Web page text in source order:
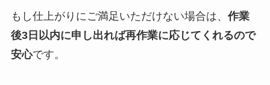
もし仕上がりにご満足いただけない場合は、 作業
後3日以内に申し出れば再作業に応じてくれるので
安心です。